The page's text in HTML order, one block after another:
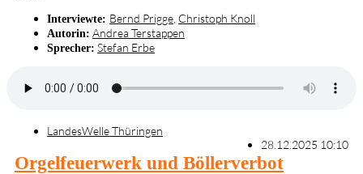
Interviewte: Bernd Prigge Christoph Knoll
Autorin: Andrea Terstappen
Sprecher: Stefan Erbe
LandesWelle Thüringen
28.12.2025 10:10
Orgelfeuerwerk und Böllerverbot